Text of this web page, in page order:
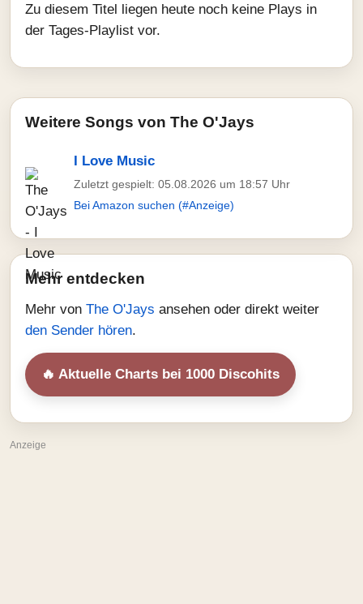
Zu diesem Titel liegen heute noch keine Plays in
der Tages-Playlist vor.
Weitere Songs von The O'Jays
I Love Music
Zuletzt gespielt: 05.08.2026 um 18:57 Uhr
Bei Amazon suchen (#Anzeige)
Mehr entdecken
Mehr von The O'Jays ansehen oder direkt weiter
den Sender hören.
🔥 Aktuelle Charts bei 1000 Discohits
Anzeige